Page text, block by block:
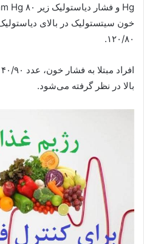
خون سیتستولیک در بالای
۱۲۰/۸۰.
بالا در نظر گرفته می‌شود.